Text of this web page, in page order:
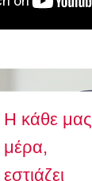
Η κάθε μας
μέρα,
εστιάζει